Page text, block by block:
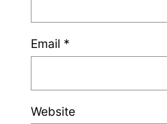
Email *
Website